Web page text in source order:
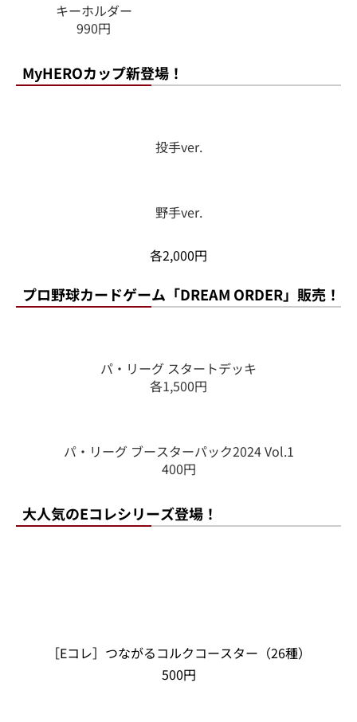
キーホルダー
990円
MyHEROカップ新登場！
投手ver.